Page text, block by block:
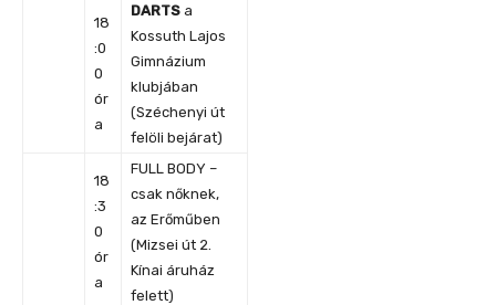
18
:0
0
ór
a
DARTS a
Kossuth Lajos
Gimnázium
klubjában
(Széchenyi út
felöli bejárat)
18
:3
0
ór
a
FULL BODY –
csak nőknek,
az Erőműben
(Mizsei út 2.
Kínai áruház
felett)